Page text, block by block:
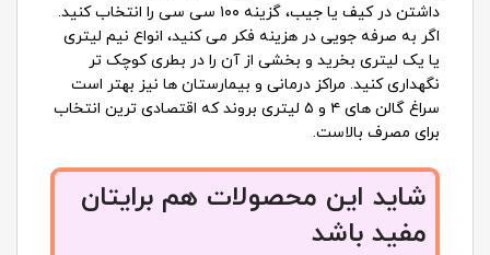
داشتن در کیف یا جیب، گزینه ۱۰۰ سی سی را انتخاب کنید.
اگر به صرفه جویی در هزینه فکر می کنید، انواع نیم لیتری
یا یک لیتری بخرید و بخشی از آن را در بطری کوچک تر
نگهداری کنید. مراکز درمانی و بیمارستان ها نیز بهتر است
سراغ گالن های ۴ و ۵ لیتری بروند که اقتصادی ترین انتخاب
برای مصرف بالاست.
شاید این محصولات هم برایتان
مفید باشد